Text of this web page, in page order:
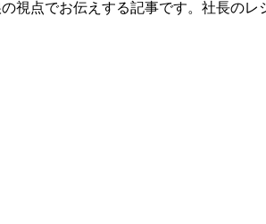
視点でお伝えする記事です。社長の